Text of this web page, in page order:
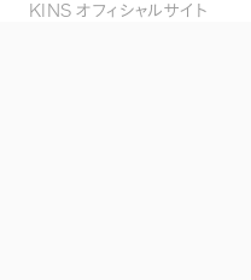
KINS オフィシャルサイト